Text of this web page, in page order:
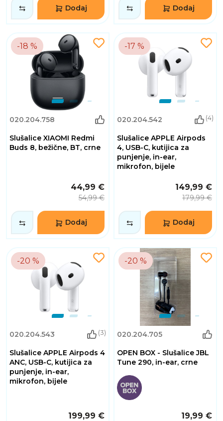
Dodaj Dodaj
-18 %
020.204.758
Slušalice XIAOMI Redmi
Buds 8, bežične, BT, crne
44,99 €
54,99 €
Dodaj
-17 %
020.204.542 (4)
Slušalice APPLE Airpods
4, USB-C, kutijica za
punjenje, in-ear,
mikrofon, bijele
149,99 €
179,99 €
Dodaj
-20 %
020.204.543 (3)
Slušalice APPLE Airpods 4
ANC, USB-C, kutijica za
punjenje, in-ear,
mikrofon, bijele
199,99 €
-20 %
020.204.705
OPEN BOX - Slušalice JBL
Tune 290, in-ear, crne
19,99 €